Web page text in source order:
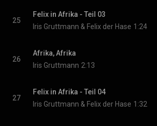
25
Felix in Afrika - Teil 03
Iris Gruttmann & Felix der Hase 1:24
26
Afrika, Afrika
Iris Gruttmann 2:13
27
Felix in Afrika - Teil 04
Iris Gruttmann & Felix der Hase 1:32